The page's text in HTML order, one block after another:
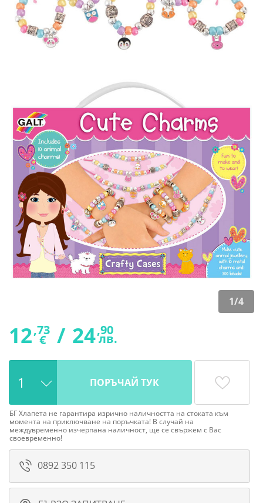
1/4
12,73
€ / 24,90
лв.
ПОРЪЧАЙ ТУК
БГ Хлапета не гарантира изрично наличността на стоката към
момента на приключване на поръчката! В случай на
междувременно изчерпана наличност, ще се свържем с Вас
своевременно!
0892 350 115